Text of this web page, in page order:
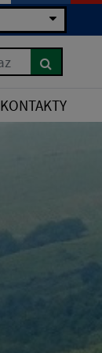
KONTAKTY